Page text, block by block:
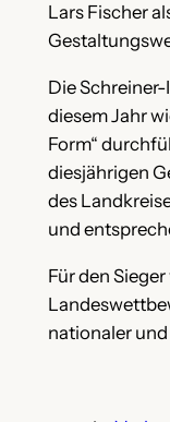
Lars Fischer
Die
diesem Jahr
Form“
diesjährigen
des
und
Für den
nationaler